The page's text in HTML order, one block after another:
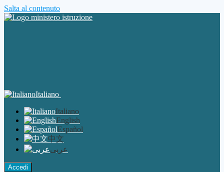
Salta al contenuto
Italiano
Italiano
English
Español
中文
عربى
Accedi